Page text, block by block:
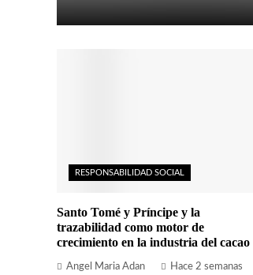
RESPONSABILIDAD SOCIAL
Santo Tomé y Príncipe y la
trazabilidad como motor de
crecimiento en la industria del cacao
Angel Maria Adan Hace 2 semanas